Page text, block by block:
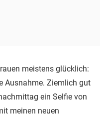
meistens glücklich:
Ausnahme. Ziemlich gut
ein Selfie von
meinen neuen